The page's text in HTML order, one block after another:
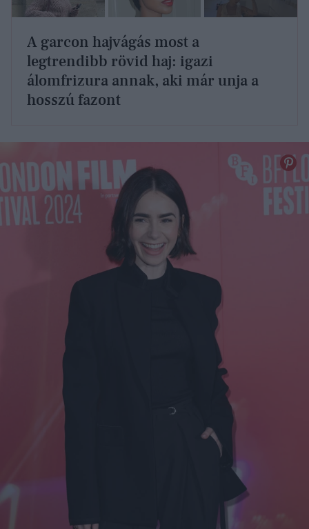
A garcon hajvágás most a
legtrendibb rövid haj: igazi
álomfrizura annak, aki már unja a
hosszú fazont